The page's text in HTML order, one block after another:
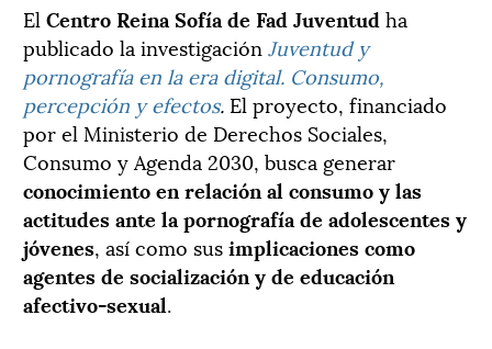
El Centro Reina Sofía de Fad Juventud ha
publicado la investigación Juventud y
pornografía en la era digital. Consumo,
percepción y efectos. El proyecto, financiado
por el Ministerio de Derechos Sociales,
Consumo y Agenda 2030, busca generar
conocimiento en relación al consumo y las
actitudes ante la pornografía de adolescentes y
jóvenes, así como susimplicaciones como
agentes de socialización y de educación
afectivo-sexual.